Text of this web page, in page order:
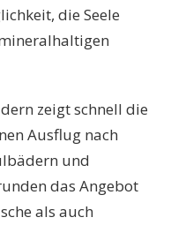
die Seele
zeigt schnell die
Ausflug nach
und
das Angebot
als auch